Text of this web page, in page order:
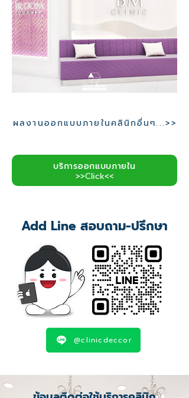
ผลงานออกแบบภายในคลินิกอื่นๆ...>>
บริการออกแบบภายใน
>>Click<<
Add Line สอบถาม-ปรึกษา
@clinicdeccor